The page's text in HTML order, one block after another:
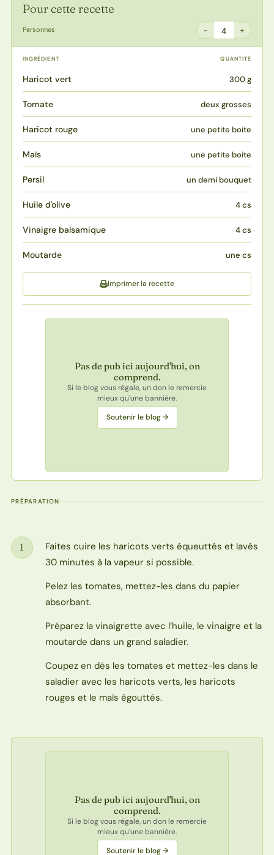
Pour cette recette
Personnes − 4 +
INGRÉDIENT QUANTITÉ
Haricot vert 300 g
Tomate deux grosses
Haricot rouge une petite boite
Maïs une petite boite
Persil un demi bouquet
Huile d'olive 4 cs
Vinaigre balsamique 4 cs
Moutarde une cs
Imprimer la recette
Pas de pub ici aujourd'hui, on
comprend.
Si le blog vous régale, un don le remercie
mieux qu'une bannière.
Soutenir le blog →
PRÉPARATION
Étape
1
Faites cuire les haricots verts équeuttés et lavés
30 minutes à la vapeur si possible.
Pelez les tomates, mettez-les dans du papier
absorbant.
Préparez la vinaigrette avec l’huile, le vinaigre et la
moutarde dans un grand saladier.
Coupez en dés les tomates et mettez-les dans le
saladier avec les haricots verts, les haricots
rouges et le maïs égouttés.
Pas de pub ici aujourd'hui, on
comprend.
Si le blog vous régale, un don le remercie
mieux qu'une bannière.
Soutenir le blog →